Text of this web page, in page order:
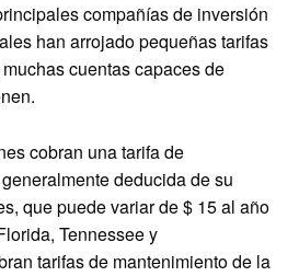
compañías de inversión
han arrojado pequeñas tarifas
cuentas capaces de
cobran una tarifa de
deducida de su
que puede variar de $ 15 al año
Tennessee y
tarifas de mantenimiento de la